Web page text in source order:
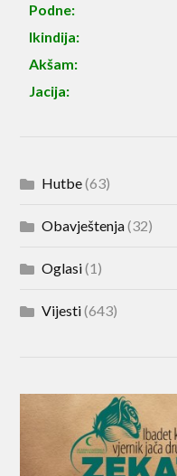
Podne:
Ikindija:
Akšam:
Jacija:
Hutbe(63)
Obavještenja(32)
Oglasi(1)
Vijesti(643)